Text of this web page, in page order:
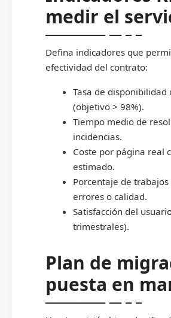
medir el
Defina indicadores que
efectividad del contrato:
Tasa de disponibilidad
(objetivo > 98%).
Tiempo medio de
incidencias.
Coste por página real
estimado.
Porcentaje de
errores o calidad.
Satisfacción del
trimestrales).
Plan de
puesta en